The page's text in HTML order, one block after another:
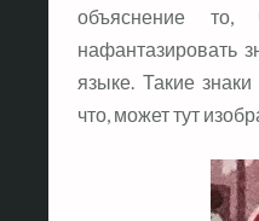
объяснение то,
нафантазировать
языке. Такие
что, может тут